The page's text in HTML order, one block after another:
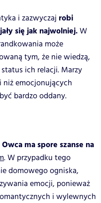
i zazwyczaj robi
się jak najwolniej.W
może
tym, że nie wiedzą,
ich relacji. Marzy
niż emocjonujących
bardzo oddany.
Owca ma spore szanse na
. W przypadku tego
domowego ogniska,
emocji, ponieważ
i wylewnych